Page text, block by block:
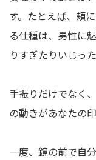
す。たとえば、頬
る仕種は、男性に
りすぎたりいじっ
手振りだけでなく
の動きがあなたの
一度、鏡の前で自